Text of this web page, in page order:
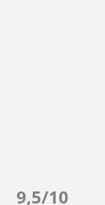
9,5/10